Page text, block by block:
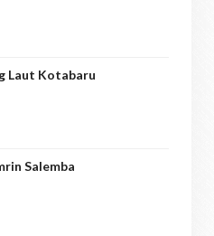
Laut Kotabaru
Salemba